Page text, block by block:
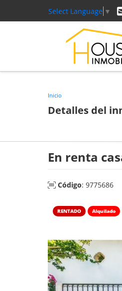
Select Language ▼
Inicio
Detalles del
En renta
Código: 9775686
RENTADO Alquilado